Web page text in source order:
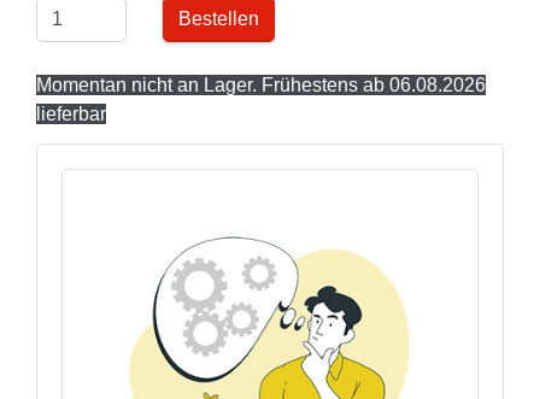
Bestellen
Momentan nicht an Lager. Frühestens ab 06.08.2026
lieferbar